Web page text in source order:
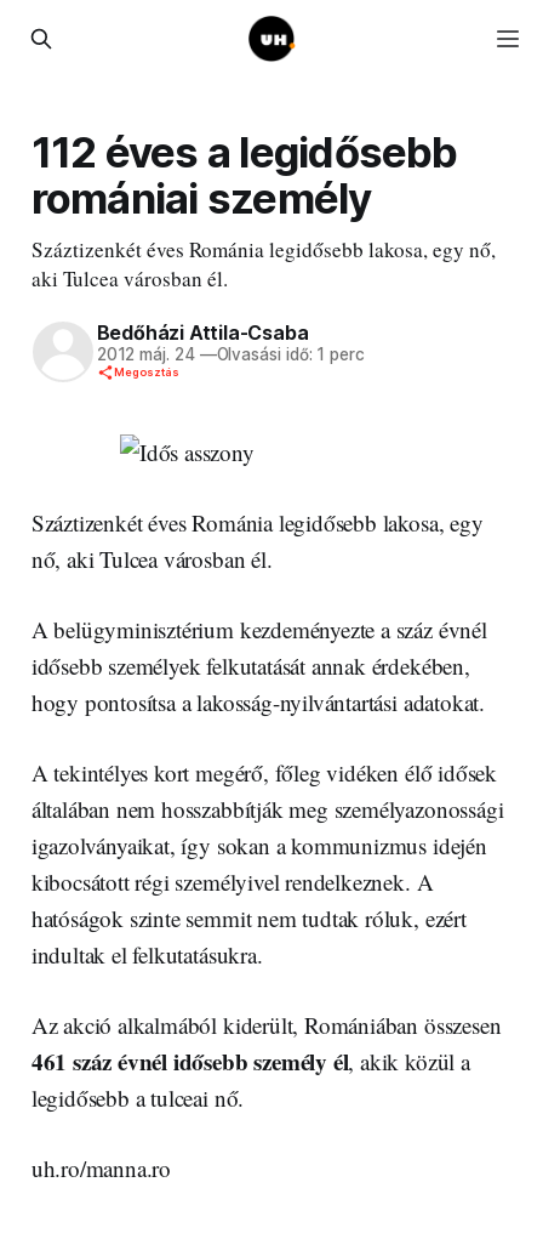
112 éves a legidősebb
romániai személy
Száztizenkét éves Románia legidősebb lakosa, egy nő,
aki Tulcea városban él.
Bedőházi Attila-Csaba
2012 máj. 24 —Olvasási idő: 1 perc
Megosztás
Száztizenkét éves Románia legidősebb lakosa, egy
nő, aki Tulcea városban él.
A belügyminisztérium kezdeményezte a száz évnél
idősebb személyek felkutatását annak érdekében,
hogy pontosítsa a lakosság-nyilvántartási adatokat.
A tekintélyes kort megérő, főleg vidéken élő idősek
általában nem hosszabbítják meg személyazonossági
igazolványaikat, így sokan a kommunizmus idején
kibocsátott régi személyivel rendelkeznek. A
hatóságok szinte semmit nem tudtak róluk, ezért
indultak el felkutatásukra.
Az akció alkalmából kiderült, Romániában összesen
461 száz évnél idősebb személy él, akik közül a
legidősebb a tulceai nő.
uh.ro/manna.ro